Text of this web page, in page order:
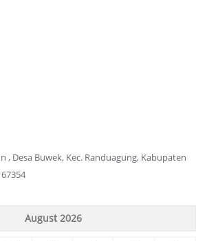
, Desa Buwek, Kec. Randuagung, Kabupaten
August 2026